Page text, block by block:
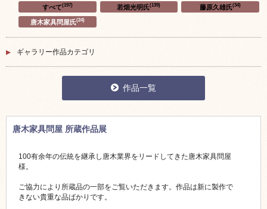
すべて(197) 若畑光明氏(139) 藤原久雄氏(34)
唐木家具問屋氏(24)
ギャラリー作品カテゴリ
作品一覧
唐木家具問屋 所蔵作品展
100有余年の伝統を継承し唐木業界をリードしてきた唐木家具問屋
様。
ご協力により所蔵品の一部をご覧いただきます。作品は新に製作で
きない貴重な品ばかりです。